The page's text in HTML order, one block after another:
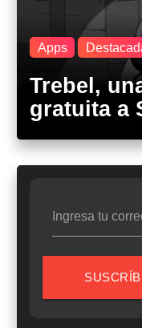
Apps
Trebel,
gratuita a
Ingresa tu